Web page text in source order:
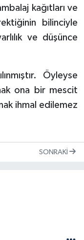
kağıtları ve
bilinciyle
ve düşünce
Öyleyse
ona bir mescit
ihmal edilemez
SONRAKI